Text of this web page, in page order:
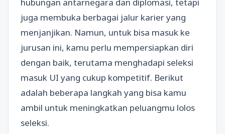
juga membuka berbagai jalur karier yang
menjanjikan. Namun, untuk bisa masuk ke
jurusan ini, kamu perlu mempersiapkan diri
dengan baik, terutama menghadapi seleksi
masuk UI yang cukup kompetitif. Berikut
adalah beberapa langkah yang bisa kamu
ambil untuk meningkatkan peluangmu lolos
seleksi.